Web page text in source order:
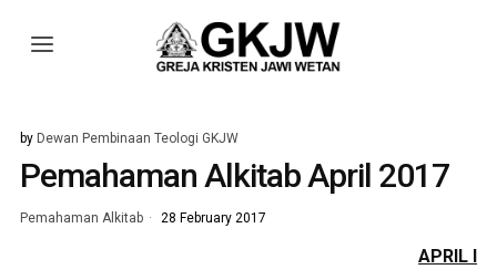
by Dewan Pembinaan Teologi GKJW
Pemahaman Alkitab April 2017
Pemahaman Alkitab 28 February 2017
APRIL I